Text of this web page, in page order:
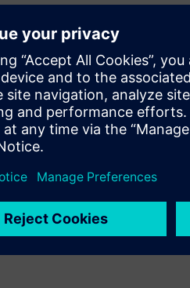
问的设计数据公共视图
设计过程的早期作出战略
和盈利性俱佳的差异化产